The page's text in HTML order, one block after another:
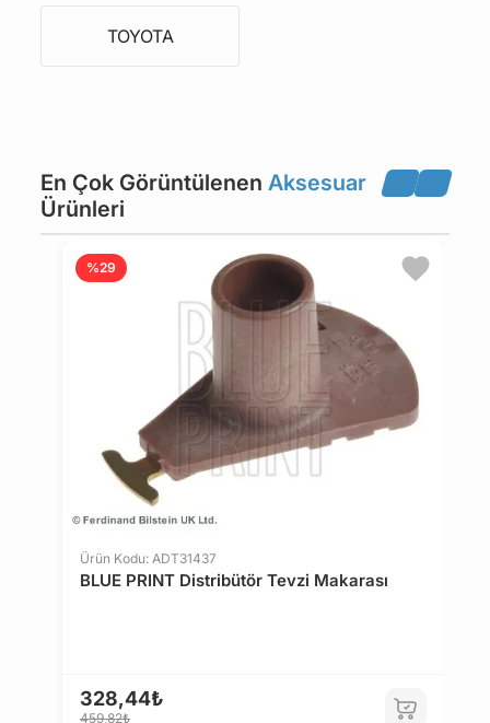
TOYOTA
En Çok Görüntülenen Aksesuar
Ürünleri
Ürün Kodu: ADT31437
BLUE PRINT Distribütör Tevzi Makarası
328,44₺
459,82₺
%29